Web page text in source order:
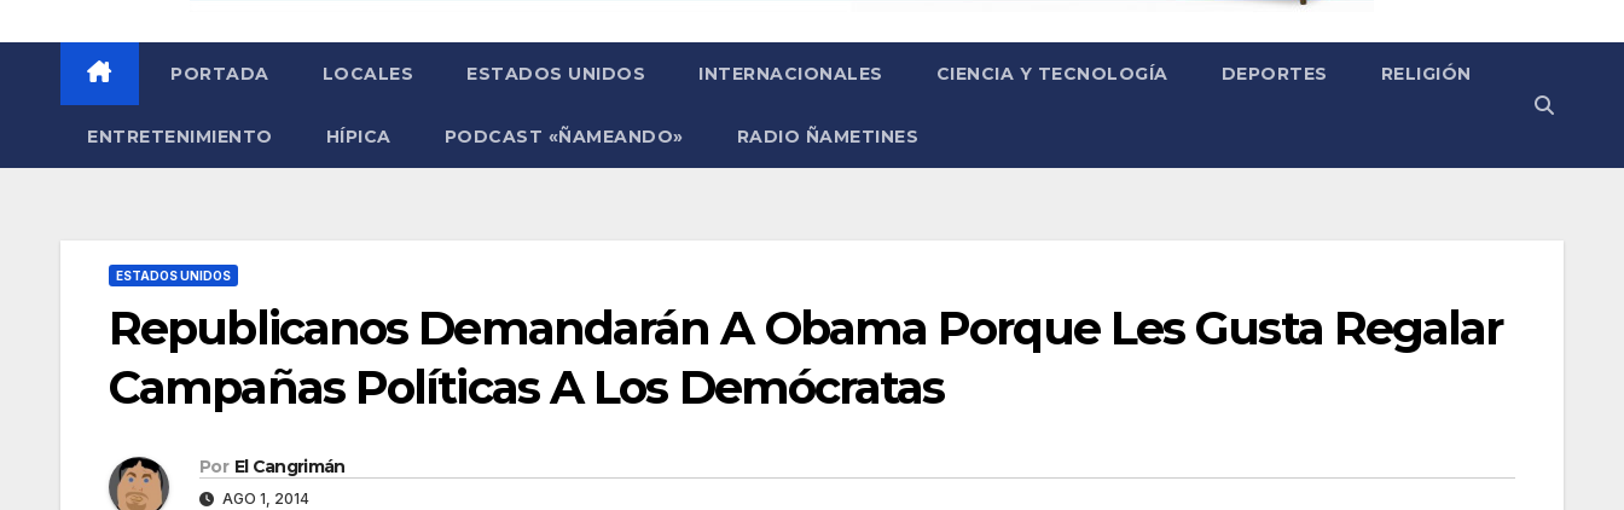
PORTADA LOCALES ESTADOS UNIDOS INTERNACIONALES CIENCIA Y TECNOLOGÍA DEPORTES RELIGIÓN
ENTRETENIMIENTO HÍPICA PODCAST «ÑAMEANDO» RADIO ÑAMETINES
ESTADOS UNIDOS
Republicanos Demandarán A Obama Porque Les Gusta Regalar
Campañas Políticas A Los Demócratas
Por El Cangrimán
AGO 1, 2014